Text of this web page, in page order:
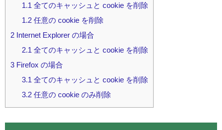
1.1 全てのキャッシュと cookie を削除
1.2任意の cookie を削除
2 Internet Explorer の場合
2.1 全てのキャッシュと cookie を削除
3 Firefox の場合
3.1 全てのキャッシュと cookie を削除
3.2任意の cookie のみ削除